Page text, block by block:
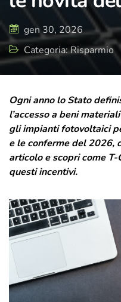
gen 30, 2026
Categoria: Risparmio
Ogni anno lo Stato
l’accesso a beni
gli impianti fotovoltaici
e le conferme del 2026,
articolo e scopri come
questi incentivi.
di cura e
e il futuro di T-
sguardo rivolto a